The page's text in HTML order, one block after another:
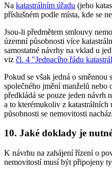
Na katastrálním úřadu (jeho
příslušném podle místa, kde se
Jsou-li předmětem smlouvy
územní působnosti více
samostatné návrhy na vklad u
viz čl. 4 "Jednacího řádu
Pokud se však jedná o
společného jmění manželů
předkládá se pouze jeden návrh
a to kterémukoliv z
působnosti se nemovitosti
10. Jaké doklady je
K návrhu na zahájení řízení o
nemovitostí musí být připojeny